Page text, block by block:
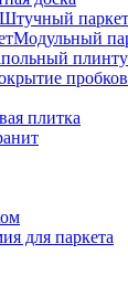
Штучный паркет
Модульный
плитка
для паркета